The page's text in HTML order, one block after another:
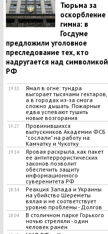
Тюрьма за
оскорбление
гимна: в
Госдуме
предложили уголовное
преследование тех, кто
надругается над символикой
РФ
19:33
Ямал в огне: тундра
выгорает тысячами гектаров,
а в городах из-за смога
сложно дышать. Пожарные
едва успевают тушить
новые возгорания
19:27
Провинившихся
выпускников Академии ФСБ
"сослали" на работу на
Камчатку и Чукотку
19:14
Яровая раскрыла, как пакет
ее антитеррористических
законов позволит
обеспечить защиту
информационного
суверенитета РФ
18:34
Реакция Запада и Украины
на убийство Шереметы
вялая и не соответствует
уровню проблемы - Долгов
18:04
В столичном парке Горького
ночью стреляли - один
человек ранен